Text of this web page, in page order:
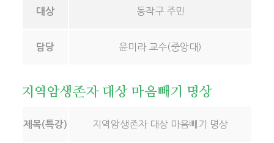
대상 동작구 주민
담당 윤미라 교수(중앙대)
지역암생존자 대상 마음빼기 명상
제목(특강) 지역암생존자 대상 마음빼기 명상